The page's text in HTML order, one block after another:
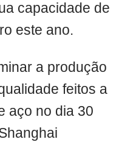
capacidade de
este ano.
a produção
feitos a
aço no dia 30